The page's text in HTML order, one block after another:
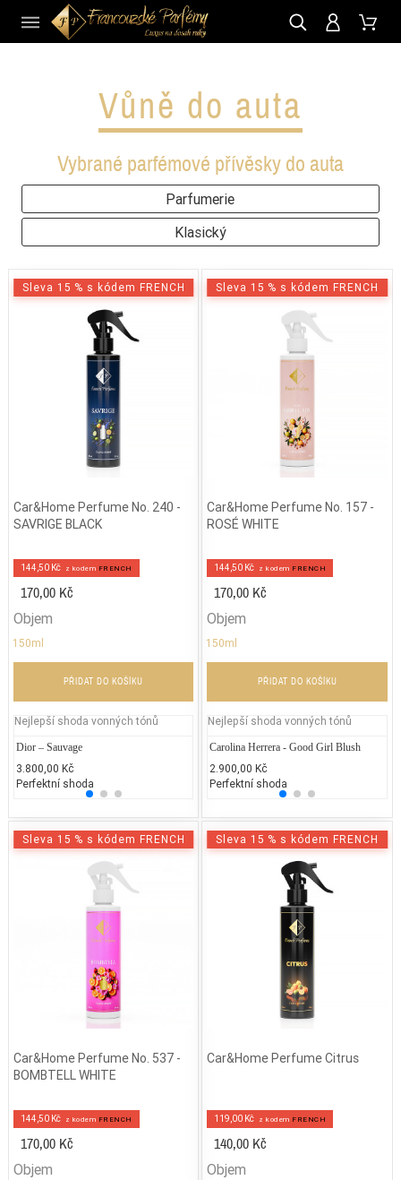
Vůně do auta
Vybrané parfémové přívěsky do auta
Parfumerie
Klasický
Sleva 15 % s kódem FRENCH
Car&Home Perfume No. 240 -
SAVRIGE BLACK
144,50 Kč z kodem FRENCH
170,00 Kč
Objem
150ml
PŘIDAT DO KOŠÍKU
Nejlepší shoda vonných tónů
Dior – Sauvage
3.800,00 Kč
Perfektní shoda
Hugo Boss - Bottled Intense
6.065,85 Kč
25% běžných vonných tónů
Sleva 15 % s kódem FRENCH
Car&Home Perfume No. 157 -
ROSÉ WHITE
144,50 Kč z kodem FRENCH
170,00 Kč
Objem
150ml
PŘIDAT DO KOŠÍKU
Nejlepší shoda vonných tónů
Carolina Herrera - Good Girl Blush
2.900,00 Kč
Perfektní shoda
Sleva 15 % s kódem FRENCH
Car&Home Perfume No. 537 -
BOMBTELL WHITE
144,50 Kč z kodem FRENCH
170,00 Kč
Objem
Sleva 15 % s kódem FRENCH
Car&Home Perfume Citrus
119,00 Kč z kodem FRENCH
140,00 Kč
Objem
CZ